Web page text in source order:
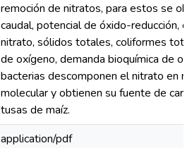
remoción de nitratos, para estos se
caudal, potencial de óxido-reducción,
nitrato, sólidos totales, coliformes
de oxígeno, demanda bioquímica de
bacterias descomponen el nitrato en
molecular y obtienen su fuente de
tusas de maíz.
application/pdf